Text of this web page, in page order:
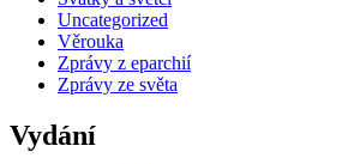
Uncategorized
Věrouka
Zprávy z eparchií
Zprávy ze světa
Vydání